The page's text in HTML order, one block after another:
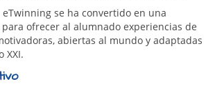
se ha convertido en una
ofrecer al alumnado experiencias de
abiertas al mundo y adaptadas
XXI.